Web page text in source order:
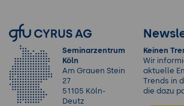
Seminarzentrum
Köln
Am Grauen Stein
27
51105 Köln-
Deutz
Keinen
Wir
aktuelle
Trends in
die dazu